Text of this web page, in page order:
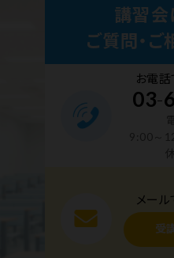
講習会
ご質問・
お電
03-
メー
受